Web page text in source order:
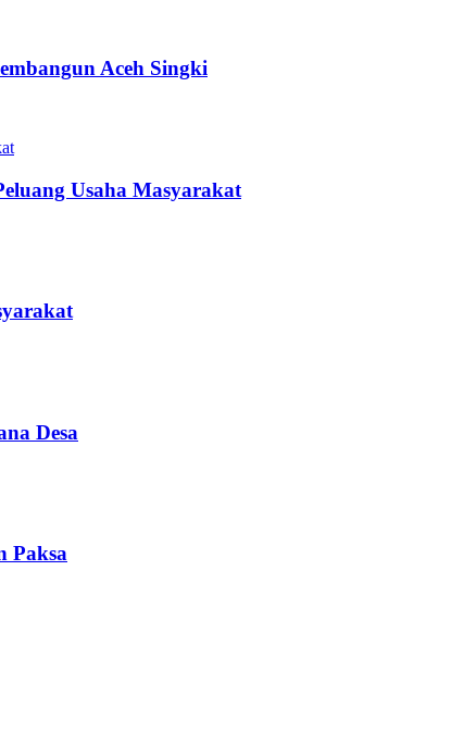
Aceh Singki
Usaha Masyarakat
Desa
Paksa